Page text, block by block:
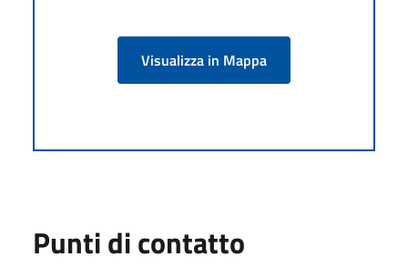
Visualizza in Mappa
Punti di contatto